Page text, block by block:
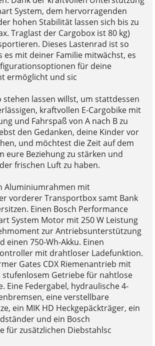
System, dem hervorragenden
hohen Stabilität lassen sich bis zu
Traglast der Cargobox ist 80 kg)
Dieses Lastenrad ist so
es mit deiner Familie mitwächst, es
für deine
ermöglicht und sic
lassen willst, um stattdessen
kraftvollen E-Cargobike mit
und Fahrspaß von A nach B zu
den Gedanken, deine Kinder vor
und möchtest die Zeit auf dem
eure Beziehung zu stärken und
frischen Luft zu haben.
Aluminiumrahmen mit
vorderer Transportbox samt Bank
Einen Bosch Performance
System Motor mit 250 W Leistung
zur Antriebsunterstützung
einen 750-Wh-Akku. Einen
mit drahtloser Ladefunktion.
Gates CDX Riemenantrieb mit
stufenlosem Getriebe für nahtlose
Eine Federgabel, hydraulische 4-
eine verstellbare
ein MIK HD Heckgepäckträger, ein
und ein Bosch
für zusätzlichen Diebstahlsc